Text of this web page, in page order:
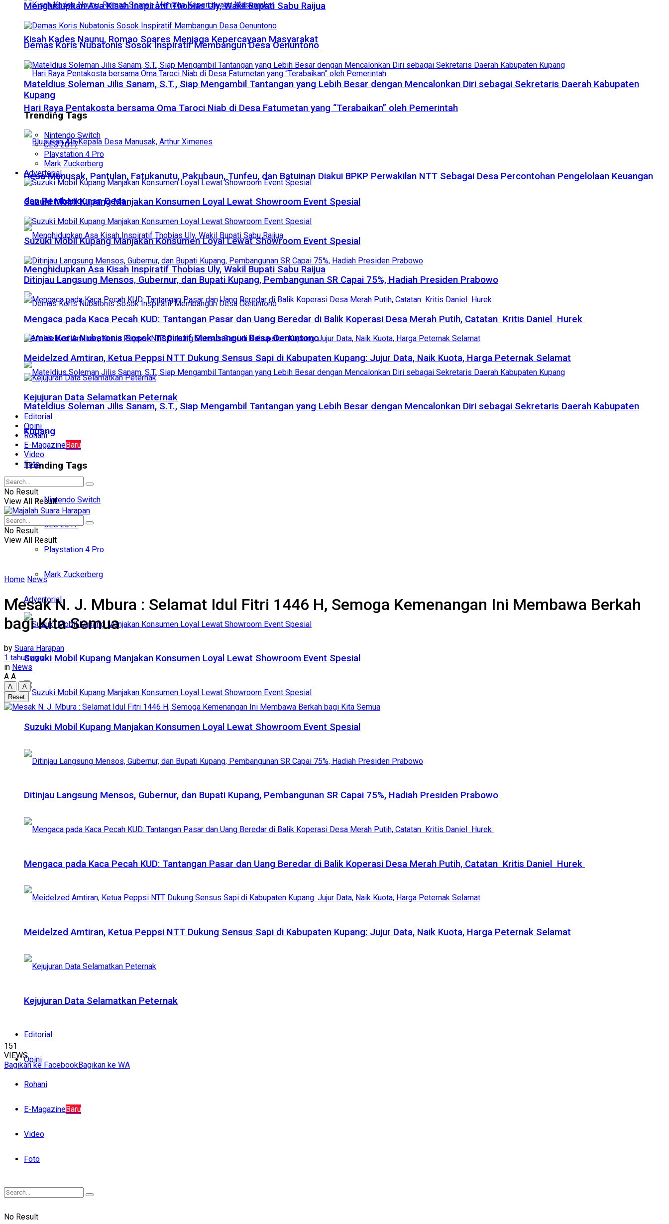
Kisah Kades Naunu, Romao Soares Menjaga Kepercayaan Masyarakat
Hari Raya Pentakosta bersama Oma Taroci Niab di Desa Fatumetan yang “Terabaikan” oleh Pemerintah
Desa Manusak, Pantulan, Fatukanutu, Pakubaun, Tunfeu, dan Batuinan Diakui BPKP Perwakilan NTT Sebagai Desa Percontohan Pengelolaan Keuangan
dan Pembangunan Desa
Menghidupkan Asa Kisah Inspiratif Thobias Uly, Wakil Bupati Sabu Raijua
Demas Koris Nubatonis Sosok Inspiratif Membangun Desa Oenuntono
Mateldius Soleman Jilis Sanam, S.T., Siap Mengambil Tantangan yang Lebih Besar dengan Mencalonkan Diri sebagai Sekretaris Daerah Kabupaten
Kupang
Trending Tags
Nintendo Switch
CES 2017
Playstation 4 Pro
Mark Zuckerberg
Advertorial
Suzuki Mobil Kupang Manjakan Konsumen Loyal Lewat Showroom Event Spesial
Suzuki Mobil Kupang Manjakan Konsumen Loyal Lewat Showroom Event Spesial
Ditinjau Langsung Mensos, Gubernur, dan Bupati Kupang, Pembangunan SR Capai 75%, Hadiah Presiden Prabowo
Mengaca pada Kaca Pecah KUD: Tantangan Pasar dan Uang Beredar di Balik Koperasi Desa Merah Putih, Catatan Kritis Daniel Hurek
Meidelzed Amtiran, Ketua Peppsi NTT Dukung Sensus Sapi di Kabupaten Kupang: Jujur Data, Naik Kuota, Harga Peternak Selamat
Kejujuran Data Selamatkan Peternak
Editorial
Opini
Rohani
E-MagazineBaru
Video
Foto
No Result
Menghidupkan Asa Kisah Inspiratif Thobias Uly, Wakil Bupati Sabu Raijua
Demas Koris Nubatonis Sosok Inspiratif Membangun Desa Oenuntono
Mateldius Soleman Jilis Sanam, S.T., Siap Mengambil Tantangan yang Lebih Besar dengan Mencalonkan Diri sebagai Sekretaris Daerah Kabupaten
Kupang
Trending Tags
Nintendo Switch
CES 2017
Playstation 4 Pro
Mark Zuckerberg
Advertorial
Suzuki Mobil Kupang Manjakan Konsumen Loyal Lewat Showroom Event Spesial
Suzuki Mobil Kupang Manjakan Konsumen Loyal Lewat Showroom Event Spesial
Ditinjau Langsung Mensos, Gubernur, dan Bupati Kupang, Pembangunan SR Capai 75%, Hadiah Presiden Prabowo
Mengaca pada Kaca Pecah KUD: Tantangan Pasar dan Uang Beredar di Balik Koperasi Desa Merah Putih, Catatan Kritis Daniel Hurek
Meidelzed Amtiran, Ketua Peppsi NTT Dukung Sensus Sapi di Kabupaten Kupang: Jujur Data, Naik Kuota, Harga Peternak Selamat
Kejujuran Data Selamatkan Peternak
Editorial
Opini
Rohani
E-MagazineBaru
Video
Foto
No Result
View All Result
No Result
View All Result
Home News
Mesak N. J. Mbura : Selamat Idul Fitri 1446 H, Semoga Kemenangan Ini Membawa Berkah
bagi Kita Semua
by Suara Harapan
1 tahun ago
in News
A A
A
A
Reset
151
VIEWS
Bagikan ke FacebookBagikan ke WA